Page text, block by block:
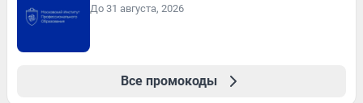
До 31 августа, 2026
Все промокоды